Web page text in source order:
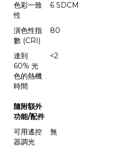
色彩一致
性
6 SDCM
演色性指
數 (CRI)
80
達到
60% 光
色的熱機
時間
<2
隨附額外
功能/配件
可用遙控
器調光
無